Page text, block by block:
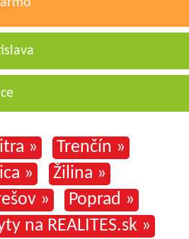
»
Trenčín »
»
Žilina »
»
Poprad »
na REALITES.sk »